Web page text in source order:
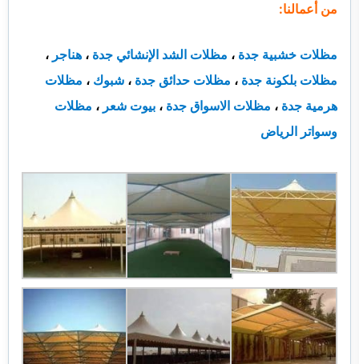
من أعمالنا:
مظلات خشبية جدة ، مظلات الشد الإنشائي جدة ، هناجر ،
مظلات بلكونة جدة ، مظلات حدائق جدة ، شبوك ، مظلات
هرمية جدة ، مظلات الاسواق جدة ، بيوت شعر ، مظلات
وسواتر الرياض